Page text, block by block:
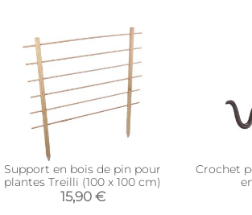
Support en bois de pin pour
plantes Treilli (100 x 100 cm)
15,90 €
Crochet